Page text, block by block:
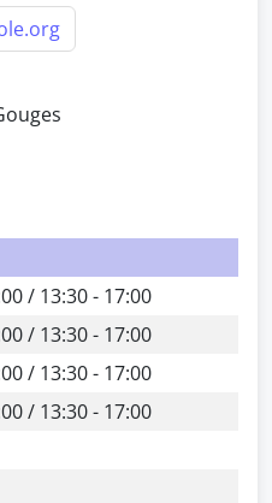
/ 13:30 - 17:00
/ 13:30 - 17:00
/ 13:30 - 17:00
/ 13:30 - 17:00